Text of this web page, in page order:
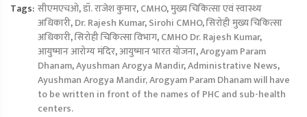
Tags: सीएमएचओ,डॉ. राजेश कुमार,CMHO,मुख्य चिकित्सा एवं स्वास्थ्य
अधिकारी,Dr. Rajesh Kumar,Sirohi CMHO,सिरोही मुख्य चिकित्सा
अधिकारी,सिरोही चिकित्सा विभाग,CMHO Dr. Rajesh Kumar,
आयुष्मान आरोग्य मंदिर,आयुष्मान भारत योजना,Arogyam Param
Dhanam,Ayushman Arogya Mandir,Administrative News,
Ayushman Arogya Mandir, Arogyam Param Dhanam will have
to be written in front of the names of PHC and sub-health
centers.